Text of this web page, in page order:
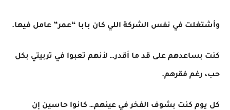
وأشتغلت في نفس الشركة اللي كان بابا “عمر” عامل فيها.
كنت بساعدهم على قد ما أقدر… لأنهم تعبوا في تربيتي بكل
حب، رغم فقرهم.
كل يوم كنت بشوف الفخر في عينهم… كانوا حاسين إن